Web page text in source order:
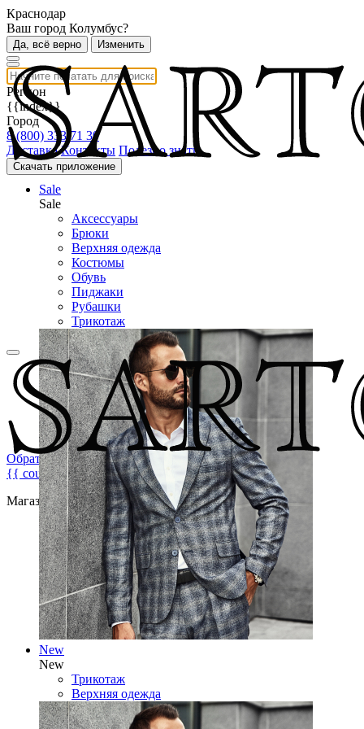
Краснодар
Ваш город Колумбус?
Да, всё верно Изменить
Регион
{{index}}
Город
8 (800) 333 71 30
Доставка Контакты Полезно знать
Скачать приложение
Обратная связь
{{ count }}
Магазин брендовой мужской одежды
Sale
Sale
Аксессуары
Брюки
Верхняя одежда
Костюмы
Обувь
Пиджаки
Рубашки
Трикотаж
New
New
Трикотаж
Верхняя одежда